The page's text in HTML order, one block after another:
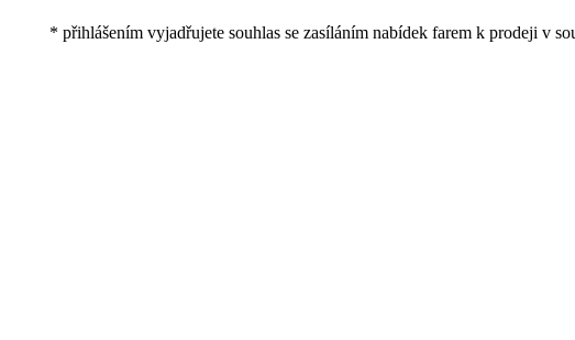
* přihlášením vyjadřujete souhlas se zasíláním nabídek farem k prodeji v